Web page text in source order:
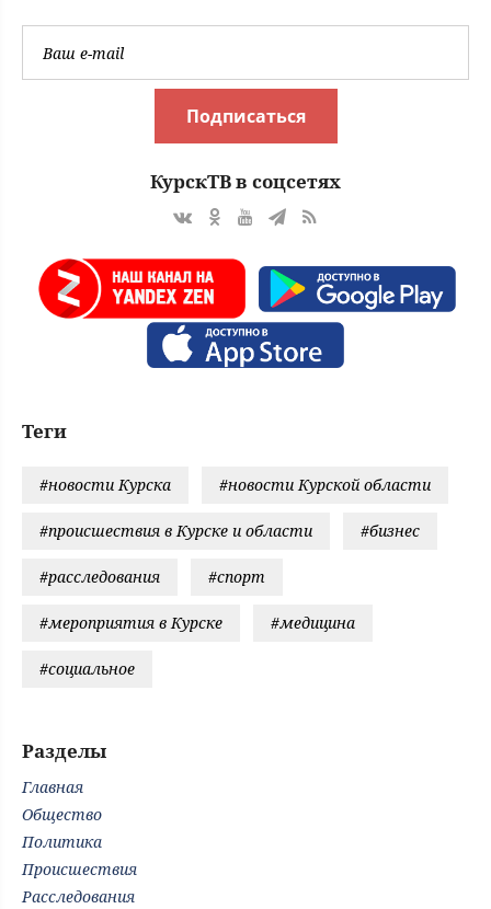
Подписаться
КурскТВ в соцсетях
Теги
#новости Курска #новости Курской области
#происшествия в Курске и области #бизнес
#расследования #спорт
#мероприятия в Курске #медицина
#социальное
Разделы
Главная
Общество
Политика
Происшествия
Расследования